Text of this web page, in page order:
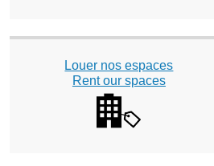
Louer nos espaces
Rent our spaces